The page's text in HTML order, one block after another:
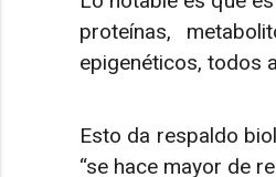
proteínas,
epigenéticos, todos
Esto da respaldo
“se hace mayor de